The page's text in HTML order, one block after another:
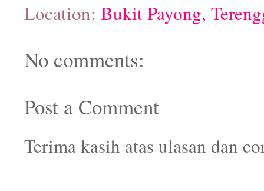
Location: Bukit Payong,
No comments:
Post a Comment
Terima kasih atas ulasan dan